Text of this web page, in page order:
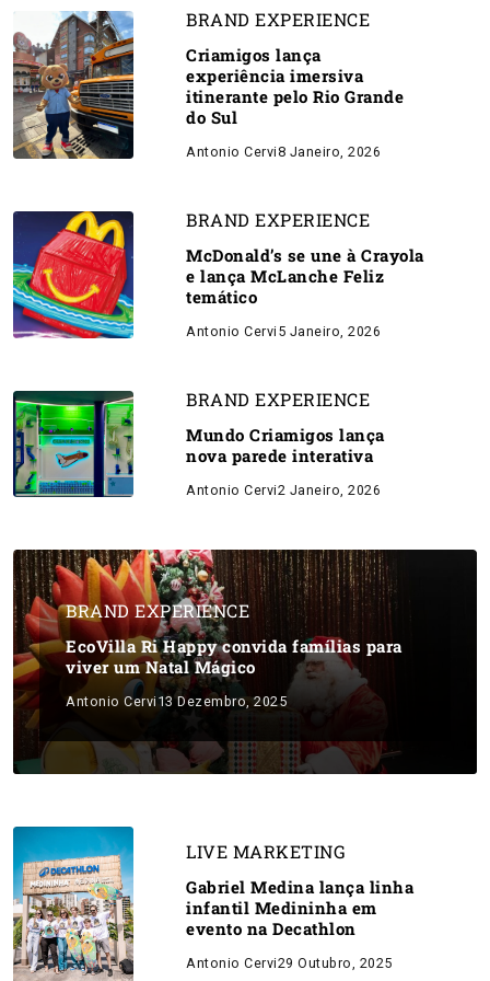
BRAND EXPERIENCE
Criamigos lança
experiência imersiva
itinerante pelo Rio Grande
do Sul
Antonio Cervi8 Janeiro, 2026
BRAND EXPERIENCE
McDonald’s se une à Crayola
e lança McLanche Feliz
temático
Antonio Cervi 5 Janeiro, 2026
BRAND EXPERIENCE
Mundo Criamigos lança
nova parede interativa
Antonio Cervi2 Janeiro, 2026
BRAND EXPERIENCE
EcoVilla Ri Happy convida famílias para
viver um Natal Mágico
Antonio Cervi 13 Dezembro, 2025
LIVE MARKETING
Gabriel Medina lança linha
infantil Medininha em
evento na Decathlon
Antonio Cervi29 Outubro, 2025